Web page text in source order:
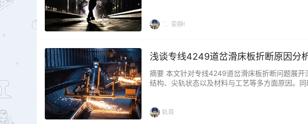
形累积不同，直股沉落…...
`．荌靜!
浅谈专线4249道岔滑床板折断原因分
摘要 本文针对专线4249道岔滑床板折断问题展
结构、尖轨状态以及材料与工艺等多方面原因。
在繁忙干线中应用广泛，…...
轨哥